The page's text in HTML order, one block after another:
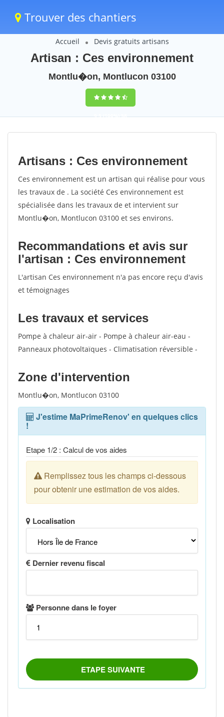
Trouver des chantiers
Accueil Devis gratuits artisans
Artisan : Ces environnement
Montlu�on, Montlucon 03100
9,5(100%)58
votes
Artisans : Ces environnement
Ces environnement est un artisan qui réalise pour vous
les travaux de . La société Ces environnement est
spécialisée dans les travaux de et intervient sur
Montlu�on, Montlucon 03100 et ses environs.
Recommandations et avis sur
l'artisan : Ces environnement
L'artisan Ces environnement n'a pas encore reçu d'avis
et témoignages
Les travaux et services
Pompe à chaleur air-air - Pompe à chaleur air-eau -
Panneaux photovoltaïques - Climatisation réversible -
Zone d'intervention
Montlu�on, Montlucon 03100